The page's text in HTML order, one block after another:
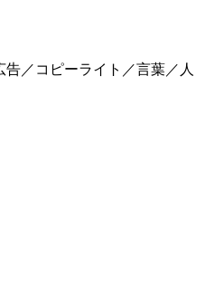
／コピーライト／言葉／人